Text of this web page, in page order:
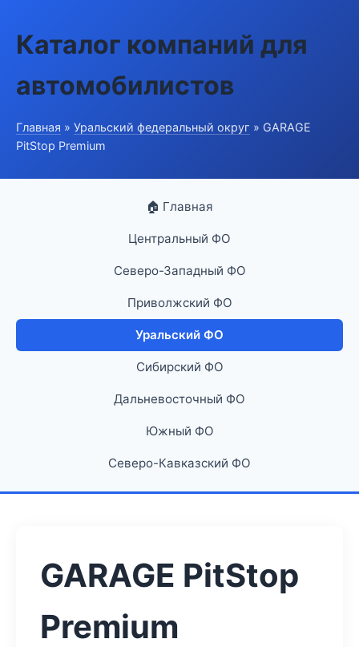
Каталог компаний для
автомобилистов
Главная » Уральский федеральный округ » GARAGE
PitStop Premium
🏠 Главная
Центральный ФО
Северо-Западный ФО
Приволжский ФО
Уральский ФО
Сибирский ФО
Дальневосточный ФО
Южный ФО
Северо-Кавказский ФО
GARAGE PitStop
Premium